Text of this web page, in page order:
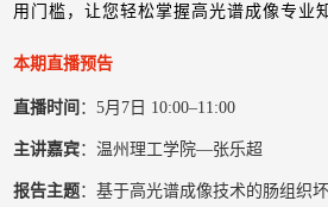
用门槛，让您轻松掌握高光谱成像专业
本期直播预告
直播时间 ：5月7日 10:00–11:00
主讲嘉宾：温州理工学院—张乐超
报告主题：基于高光谱成像技术的肠组织